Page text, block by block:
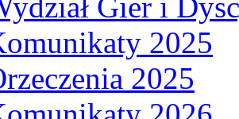
2025
2025